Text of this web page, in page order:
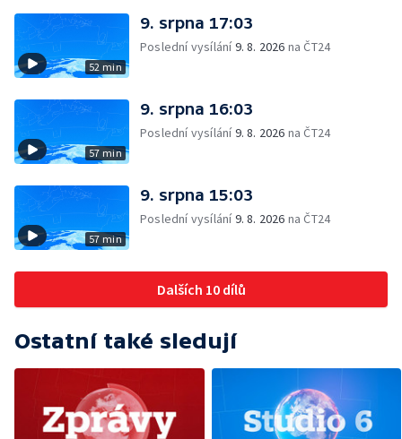
52 min
9. srpna 17:03
Poslední vysílání9. 8. 2026 na ČT24
57 min
9. srpna 16:03
Poslední vysílání9. 8. 2026 na ČT24
57 min
9. srpna 15:03
Poslední vysílání9. 8. 2026 na ČT24
Dalších 10 dílů
Ostatní také sledují